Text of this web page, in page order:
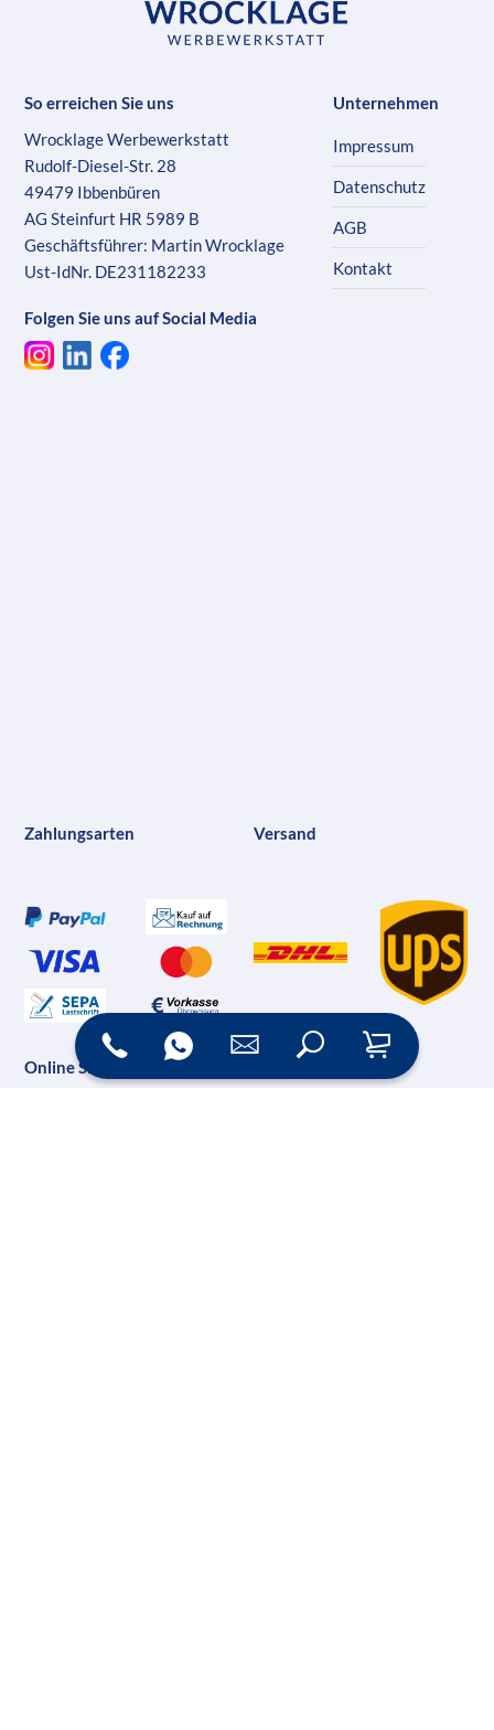
So erreichen Sie uns
Wrocklage Werbewerkstatt
Rudolf-Diesel-Str. 28
49479 Ibbenbüren
AG Steinfurt HR 5989 B
Geschäftsführer: Martin Wrocklage
Ust-IdNr. DE231182233
Folgen Sie uns auf Social Media
Unternehmen
Impressum
Datenschutz
AGB
Kontakt
Zahlungsarten Versand
Online Shop